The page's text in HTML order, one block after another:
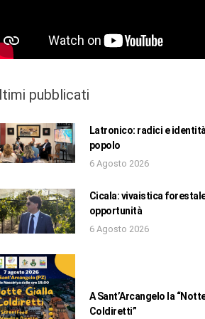
pubblicati
Latronico: radici e
popolo
6 Agosto 2026
Cicala: vivaistica
opportunità
6 Agosto 2026
A Sant’Arcangelo la
Coldiretti”